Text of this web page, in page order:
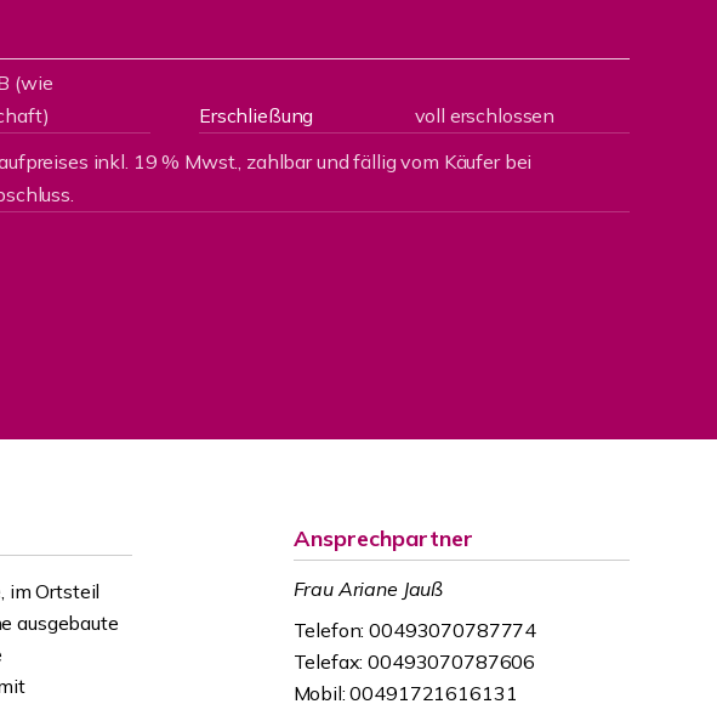
(wie
Erschließung
voll erschlossen
inkl. 19 % Mwst., zahlbar und fällig vom Käufer bei
im Ortsteil
ausgebaute
Ansprechpartner
Frau Ariane Jauß
Telefon: 00493070787774
Telefax: 00493070787606
Mobil: 00491721616131